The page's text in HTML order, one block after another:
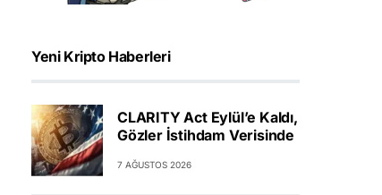
Yeni Kripto Haberleri
CLARITY Act Eylül’e Kaldı,
Gözler İstihdam Verisinde
7 AĞUSTOS 2026